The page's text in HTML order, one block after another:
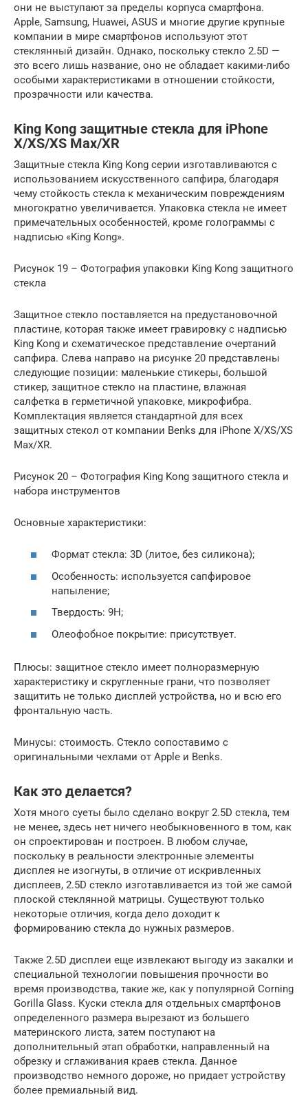
они не выступают за пределы корпуса смартфона.
Apple, Samsung, Huawei, ASUS и многие другие крупные
компании в мире смартфонов используют этот
стеклянный дизайн. Однако, поскольку стекло 2.5D —
это всего лишь название, оно не обладает какими-либо
особыми характеристиками в отношении стойкости,
прозрачности или качества.
King Kong защитные стекла для iPhone
X/XS/XS Max/XR
Защитные стекла King Kong серии изготавливаются с
использованием искусственного сапфира, благодаря
чему стойкость стекла к механическим повреждениям
многократно увеличивается. Упаковка стекла не имеет
примечательных особенностей, кроме голограммы с
надписью «King Kong».
Рисунок 19 – Фотография упаковки King Kong защитного
стекла
Защитное стекло поставляется на предустановочной
пластине, которая также имеет гравировку с надписью
King Kong и схематическое представление очертаний
сапфира. Слева направо на рисунке 20 представлены
следующие позиции: маленькие стикеры, большой
стикер, защитное стекло на пластине, влажная
салфетка в герметичной упаковке, микрофибра.
Комплектация является стандартной для всех
защитных стекол от компании Benks для iPhone X/XS/XS
Max/XR.
Рисунок 20 – Фотография King Kong защитного стекла и
набора инструментов
Основные характеристики:
Формат стекла: 3D (литое, без силикона);
Особенность: используется сапфировое
напыление;
Твердость: 9H;
Олеофобное покрытие: присутствует.
Плюсы: защитное стекло имеет полноразмерную
характеристику и скругленные грани, что позволяет
защитить не только дисплей устройства, но и всю его
фронтальную часть.
Минусы: стоимость. Стекло сопоставимо с
оригинальными чехлами от Apple и Benks.
Как это делается?
Хотя много суеты было сделано вокруг 2.5D стекла, тем
не менее, здесь нет ничего необыкновенного в том, как
он спроектирован и построен. В любом случае,
поскольку в реальности электронные элементы
дисплея не изогнуты, в отличие от искривленных
дисплеев, 2.5D стекло изготавливается из той же самой
плоской стеклянной матрицы. Существуют только
некоторые отличия, когда дело доходит к
формированию стекла до нужных размеров.
Также 2.5D дисплеи еще извлекают выгоду из закалки и
специальной технологии повышения прочности во
время производства, такие же, как у популярной Corning
Gorilla Glass. Куски стекла для отдельных смартфонов
определенного размера вырезают из большего
материнского листа, затем поступают на
дополнительный этап обработки, направленный на
обрезку и сглаживания краев стекла. Данное
производство немного дороже, но придает устройству
более премиальный вид.